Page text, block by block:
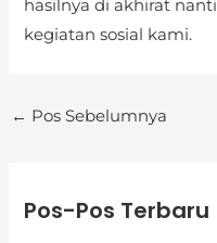
hasilnya di akhirat
kegiatan sosial kami.
← Pos Sebelumnya
Pos-Pos Terbaru
a